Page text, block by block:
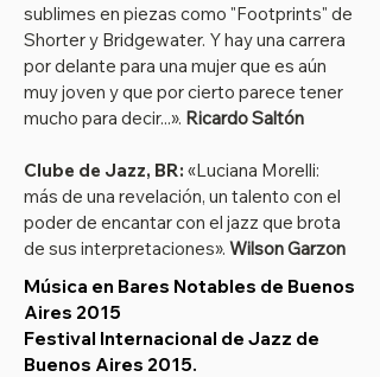
sublimes en piezas como "Footprints" de
Shorter y Bridgewater. Y hay una carrera
por delante para una mujer que es aún
muy joven y que por cierto parece tener
mucho para decir...». Ricardo Saltón
Clube de Jazz, BR: «Luciana Morelli:
más de una revelación, un talento con el
poder de encantar con el jazz que brota
de sus interpretaciones». Wilson Garzon
Música en Bares Notables de Buenos
Aires 2015
Festival Internacional de Jazz de
Buenos Aires 2015.